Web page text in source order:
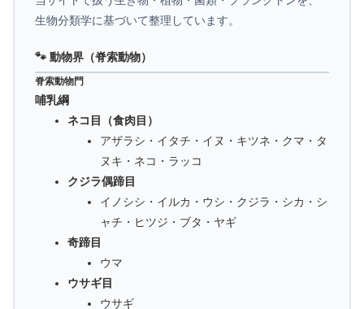
生物分類学に基づいて整理しています。
🐾 動物界（脊索動物）
脊索動物門
哺乳綱
ネコ目（食肉目）
アザラシ・イタチ・イヌ・キツネ・クマ・タ
ヌキ・ネコ・ラッコ
クジラ偶蹄目
イノシシ・イルカ・ウシ・クジラ・シカ・シ
ャチ・ヒツジ・ブタ・ヤギ
奇蹄目
ウマ
ウサギ目
ウサギ